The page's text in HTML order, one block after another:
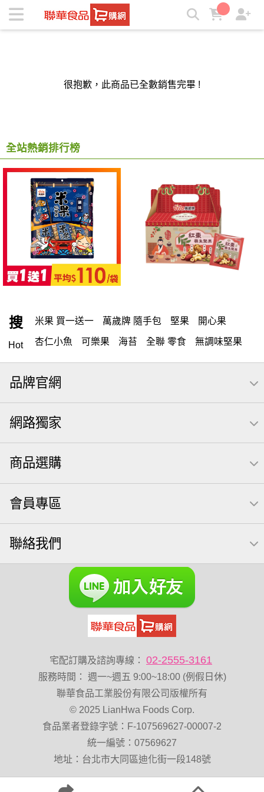
聯華食品e購網-Official Online Store | ★聯華食品e購網★
很抱歉，此商品已全數銷售完畢 !
全站熱銷排行榜
搜
Hot
米果 買一送一 萬歲牌 隨手包 堅果 開心果
杏仁小魚 可樂果 海苔 全聯 零食 無調味堅果
無調味 全聯 禮盒 全聯 素食 堅穀力 綜合纖果
米果 萬歲牌
全聯 拜拜 飲 桶裝堅果 元本山 可樂
三角壽司海苔
起司 核桃 荷卡 三角 萬歲開心果 隨手包
無調味綜合果
減糖日記 禮盒 素食 杏仁 芥末 可樂果 小魚干
萬歲牌 米果 果乾
無糖 堅果飲 梅子 三角飯糰 全聯 南瓜子 蔓越梅
綜合堅果
元氣什穀堅果飲 烘焙 萬歲牌 堅果小包裝活力堅果
海苔 芥末味 無加糖 萬歲牌 蔓越莓
開心果 萬歲牌 全聯 堅果 萬歲牌小魚
小包裝 全聯 海苔細
總匯點心包 寶寶 海苔 低溫烘焙
卡廸那 95℃鮮脆三色丁 花生 味付 萬歲牌-堅穀力
萬歲牌 堅果補給隨行包33公克44 包 波浪脆
卡廸那95℃薯條原味18克*5包
能量 Costco 萬歲牌堅果 60g
品牌官網
網路獨家
商品選購
會員專區
聯絡我們
宅配訂購及諮詢專線： 02-2555-3161
服務時間 ：
週一~週五 9:00~18:00 (例假日休)
聯華食品工業股份有限公司版權所有
© 2025 LianHwa Foods Corp.
食品業者登錄字號：F-107569627-00007-2
統一編號：07569627
地址：台北市大同區迪化街一段148號